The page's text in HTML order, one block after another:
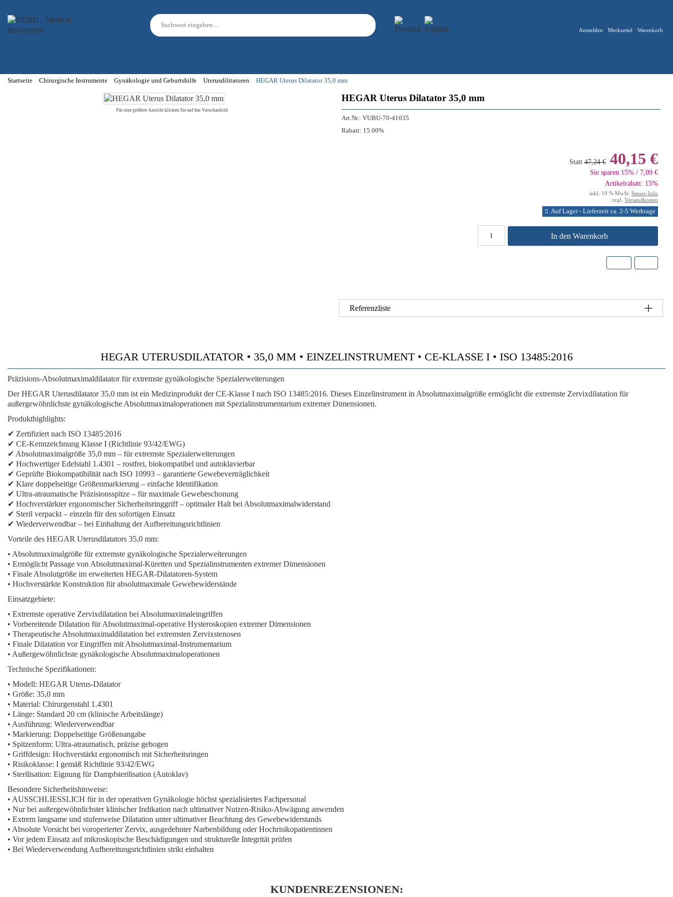
Anmelden Merkzettel Warenkorb
Startseite Chirurgische Instrumente Gynäkologie und Geburtshilfe Uterusdilitatoren HEGAR Uterus Dilatator 35,0 mm
Für eine größere Ansicht klicken Sie auf das Vorschaubild
HEGAR Uterus Dilatator 35,0 mm
Art.Nr.: VUBU-70-41035
Rabatt: 15.00%
Statt 47,24 € 40,15 €
Sie sparen 15% / 7,09 €
Artikelrabatt: 15%
inkl. 19 % MwSt. Steuer-Info
zzgl. Versandkosten
Auf Lager - Lieferzeit ca. 2-5 Werktage
In den Warenkorb
Referenzliste
HEGAR UTERUSDILATATOR • 35,0 MM • EINZELINSTRUMENT • CE-KLASSE I • ISO 13485:2016
Präzisions-Absolutmaximaldilatator für extremste gynäkologische Spezialerweiterungen
Der HEGAR Uterusdilatator 35,0 mm ist ein Medizinprodukt der CE-Klasse I nach ISO 13485:2016. Dieses Einzelinstrument in Absolutmaximalgröße ermöglicht die extremste Zervixdilatation für
außergewöhnlichste gynäkologische Absolutmaximaloperationen mit Spezialinstrumentarium extremer Dimensionen.
Produkthighlights:
✔ Zertifiziert nach ISO 13485:2016
✔ CE-Kennzeichnung Klasse I (Richtlinie 93/42/EWG)
✔ Absolutmaximalgröße 35,0 mm – für extremste Spezialerweiterungen
✔ Hochwertiger Edelstahl 1.4301 – rostfrei, biokompatibel und autoklavierbar
✔ Geprüfte Biokompatibilität nach ISO 10993 – garantierte Gewebeverträglichkeit
✔ Klare doppelseitige Größenmarkierung – einfache Identifikation
✔ Ultra-atraumatische Präzisionsspitze – für maximale Gewebeschonung
✔ Hochverstärkter ergonomischer Sicherheitsringgriff – optimaler Halt bei Absolutmaximalwiderstand
✔ Steril verpackt – einzeln für den sofortigen Einsatz
✔ Wiederverwendbar – bei Einhaltung der Aufbereitungsrichtlinien
Vorteile des HEGAR Uterusdilatators 35,0 mm:
• Absolutmaximalgröße für extremste gynäkologische Spezialerweiterungen
• Ermöglicht Passage von Absolutmaximal-Küretten und Spezialinstrumenten extremer Dimensionen
• Finale Absolutgröße im erweiterten HEGAR-Dilatatoren-System
• Hochverstärkte Konstruktion für absolutmaximale Gewebewiderstände
Einsatzgebiete:
• Extremste operative Zervixdilatation bei Absolutmaximaleingriffen
• Vorbereitende Dilatation für Absolutmaximal-operative Hysteroskopien extremer Dimensionen
• Therapeutische Absolutmaximaldilatation bei extremsten Zervixstenosen
• Finale Dilatation vor Eingriffen mit Absolutmaximal-Instrumentarium
• Außergewöhnlichste gynäkologische Absolutmaximaloperationen
Technische Spezifikationen:
• Modell: HEGAR Uterus-Dilatator
• Größe: 35,0 mm
• Material: Chirurgenstahl 1.4301
• Länge: Standard 20 cm (klinische Arbeitslänge)
• Ausführung: Wiederverwendbar
• Markierung: Doppelseitige Größenangabe
• Spitzenform: Ultra-atraumatisch, präzise gebogen
• Griffdesign: Hochverstärkt ergonomisch mit Sicherheitsringen
• Risikoklasse: I gemäß Richtlinie 93/42/EWG
• Sterilisation: Eignung für Dampfsterilisation (Autoklav)
Besondere Sicherheitshinweise:
• AUSSCHLIESSLICH für in der operativen Gynäkologie höchst spezialisiertes Fachpersonal
• Nur bei außergewöhnlichster klinischer Indikation nach ultimativer Nutzen-Risiko-Abwägung anwenden
• Extrem langsame und stufenweise Dilatation unter ultimativer Beachtung des Gewebewiderstands
• Absolute Vorsicht bei voroperierter Zervix, ausgedehnter Narbenbildung oder Hochrisikopatientinnen
• Vor jedem Einsatz auf mikroskopische Beschädigungen und strukturelle Integrität prüfen
• Bei Wiederverwendung Aufbereitungsrichtlinien strikt einhalten
KUNDENREZENSIONEN: